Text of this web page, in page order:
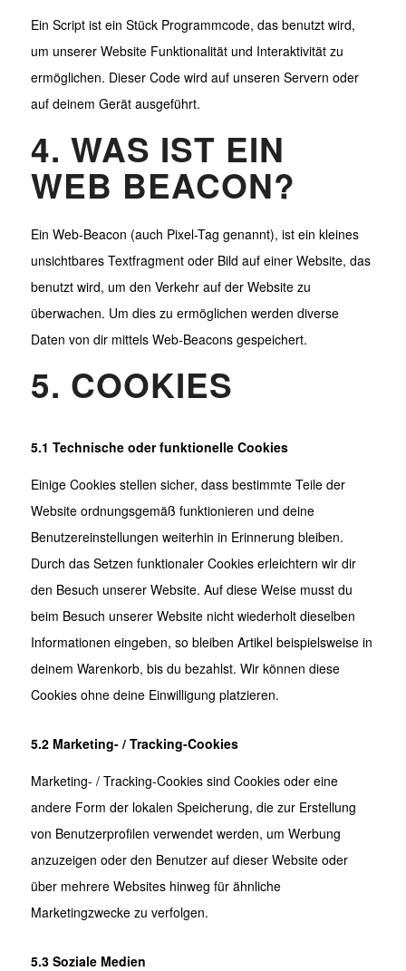
Ein Script ist ein Stück Programmcode, das benutzt wird,
um unserer Website Funktionalität und Interaktivität zu
ermöglichen. Dieser Code wird auf unseren Servern oder
auf deinem Gerät ausgeführt.
4. WAS IST EIN
WEB BEACON?
Ein Web-Beacon (auch Pixel-Tag genannt), ist ein kleines
unsichtbares Textfragment oder Bild auf einer Website, das
benutzt wird, um den Verkehr auf der Website zu
überwachen. Um dies zu ermöglichen werden diverse
Daten von dir mittels Web-Beacons gespeichert.
5. COOKIES
5.1 Technische oder funktionelle Cookies
Einige Cookies stellen sicher, dass bestimmte Teile der
Website ordnungsgemäß funktionieren und deine
Benutzereinstellungen weiterhin in Erinnerung bleiben.
Durch das Setzen funktionaler Cookies erleichtern wir dir
den Besuch unserer Website. Auf diese Weise musst du
beim Besuch unserer Website nicht wiederholt dieselben
Informationen eingeben, so bleiben Artikel beispielsweise in
deinem Warenkorb, bis du bezahlst. Wir können diese
Cookies ohne deine Einwilligung platzieren.
5.2 Marketing- / Tracking-Cookies
Marketing- / Tracking-Cookies sind Cookies oder eine
andere Form der lokalen Speicherung, die zur Erstellung
von Benutzerprofilen verwendet werden, um Werbung
anzuzeigen oder den Benutzer auf dieser Website oder
über mehrere Websites hinweg für ähnliche
Marketingzwecke zu verfolgen.
5.3 Soziale Medien